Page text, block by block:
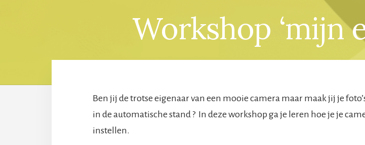
Workshop ‘mijn
Ben jij de trotse eigenaar van een mooie camera maar maak jij je
in de automatische stand ? In deze workshop ga je leren hoe je je
instellen.